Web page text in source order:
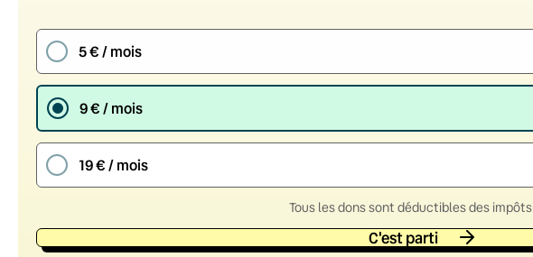
5 € / mois
9 € / mois
19 € / mois
Tous les dons sont déductibles des impôts
C'est parti